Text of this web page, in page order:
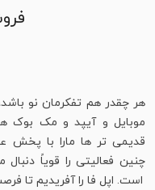
هر چقدر هم تفکرمان نو
موبایل و آیپد و مک بوک
قدیمی تر ها مارا با پخش
چنین فعالیتی را قویاً
است. اپل فا را آفریدیم تا